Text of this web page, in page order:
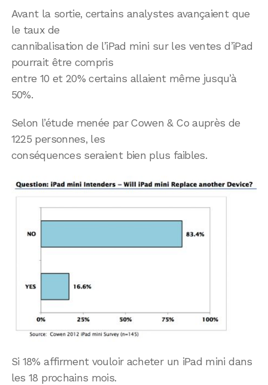
Avant la sortie, certains analystes avançaient que
le taux de
cannibalisation de l’iPad mini sur les ventes d’iPad
pourrait être compris
entre 10 et 20% certains allaient même jusqu’à
50%.
Selon l’étude menée par Cowen & Co auprès de
1225 personnes, les
conséquences seraient bien plus faibles.
Si 18% affirment vouloir acheter un iPad mini dans
les 18 prochains mois.